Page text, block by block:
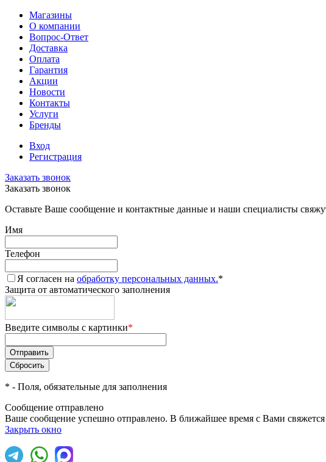
Магазины
О компании
Вопрос-Ответ
Доставка
Оплата
Гарантия
Акции
Новости
Контакты
Услуги
Бренды
Вход
Регистрация
Заказать звонок
Заказать звонок
Оставьте Ваше сообщение и контактные данные и наши специалисты
Имя
Телефон
Я согласен на обработку персональных данных.*
Защита от автоматического заполнения
Введите символы с картинки*
* - Поля, обязательные для заполнения
Сообщение отправлено
Ваше сообщение успешно отправлено. В ближайшее время с Вами
Закрыть окно